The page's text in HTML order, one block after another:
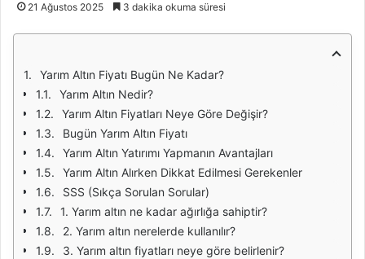
21 Ağustos 2025 3 dakika okuma süresi
Yarım Altın Fiyatı Bugün Ne Kadar?
Yarım Altın Nedir?
Yarım Altın Fiyatları Neye Göre Değişir?
Bugün Yarım Altın Fiyatı
Yarım Altın Yatırımı Yapmanın Avantajları
Yarım Altın Alırken Dikkat Edilmesi Gerekenler
SSS (Sıkça Sorulan Sorular)
1. Yarım altın ne kadar ağırlığa sahiptir?
2. Yarım altın nerelerde kullanılır?
3. Yarım altın fiyatları neye göre belirlenir?